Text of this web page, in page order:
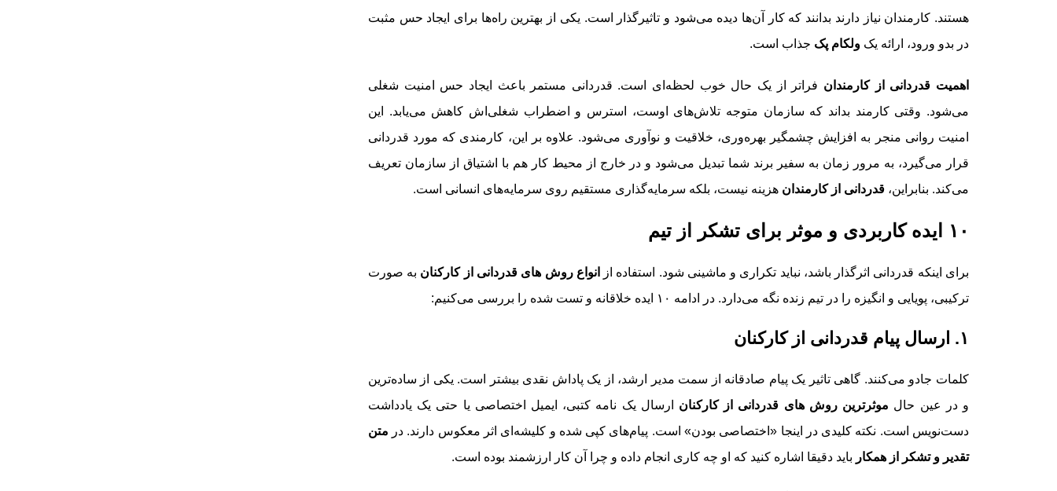
هستند. کارمندان نیاز دارند بدانند که کار آن‌ها دیده می‌شود و تاثیرگذار است. یکی از بهترین راه‌ها برای ایجاد حس مثبت
در بدو ورود، ارائه یک ولکام پک جذاب است.
اهمیت قدردانی از کارمندان فراتر از یک حال خوب لحظه‌ای است. قدردانی مستمر باعث ایجاد حس امنیت شغلی
می‌شود. وقتی کارمند بداند که سازمان متوجه تلاش‌های اوست، استرس و اضطراب شغلی‌اش کاهش می‌یابد. این
امنیت روانی منجر به افزایش چشمگیر بهره‌وری، خلاقیت و نوآوری می‌شود. علاوه بر این، کارمندی که مورد قدردانی
قرار می‌گیرد، به مرور زمان به سفیر برند شما تبدیل می‌شود و در خارج از محیط کار هم با اشتیاق از سازمان تعریف
می‌کند. بنابراین، قدردانی از کارمندان هزینه نیست، بلکه سرمایه‌گذاری مستقیم روی سرمایه‌های انسانی است.
۱۰ ایده کاربردی و موثر برای تشکر از تیم
برای اینکه قدردانی اثرگذار باشد، نباید تکراری و ماشینی شود. استفاده از انواع روش های قدردانی از کارکنان به صورت
ترکیبی، پویایی و انگیزه را در تیم زنده نگه می‌دارد. در ادامه ۱۰ ایده خلاقانه و تست شده را بررسی می‌کنیم:
۱. ارسال پیام قدردانی از کارکنان
کلمات جادو می‌کنند. گاهی تاثیر یک پیام صادقانه از سمت مدیر ارشد، از یک پاداش نقدی بیشتر است. یکی از ساده‌ترین
و در عین حال موثرترین روش های قدردانی از کارکنان ارسال یک نامه کتبی، ایمیل اختصاصی یا حتی یک یادداشت
دست‌نویس است. نکته کلیدی در اینجا «اختصاصی بودن» است. پیام‌های کپی شده و کلیشه‌ای اثر معکوس دارند. در متن
تقدیر و تشکر از همکار باید دقیقا اشاره کنید که او چه کاری انجام داده و چرا آن کار ارزشمند بوده است.